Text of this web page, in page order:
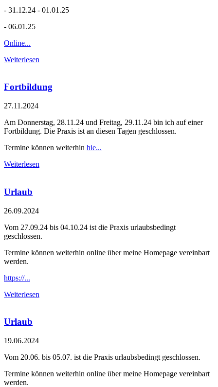
- 31.12.24 - 01.01.25
- 06.01.25
Online...
Weiterlesen
Fortbildung
27.11.2024
Am Donnerstag, 28.11.24 und Freitag, 29.11.24 bin ich auf einer
Fortbildung. Die Praxis ist an diesen Tagen geschlossen.
Termine können weiterhin hie...
Weiterlesen
Urlaub
26.09.2024
Vom 27.09.24 bis 04.10.24 ist die Praxis urlaubsbedingt
geschlossen.
Termine können weiterhin online über meine Homepage vereinbart
werden.
https://...
Weiterlesen
Urlaub
19.06.2024
Vom 20.06. bis 05.07. ist die Praxis urlaubsbedingt geschlossen.
Termine können weiterhin online über meine Homepage vereinbart
werden.